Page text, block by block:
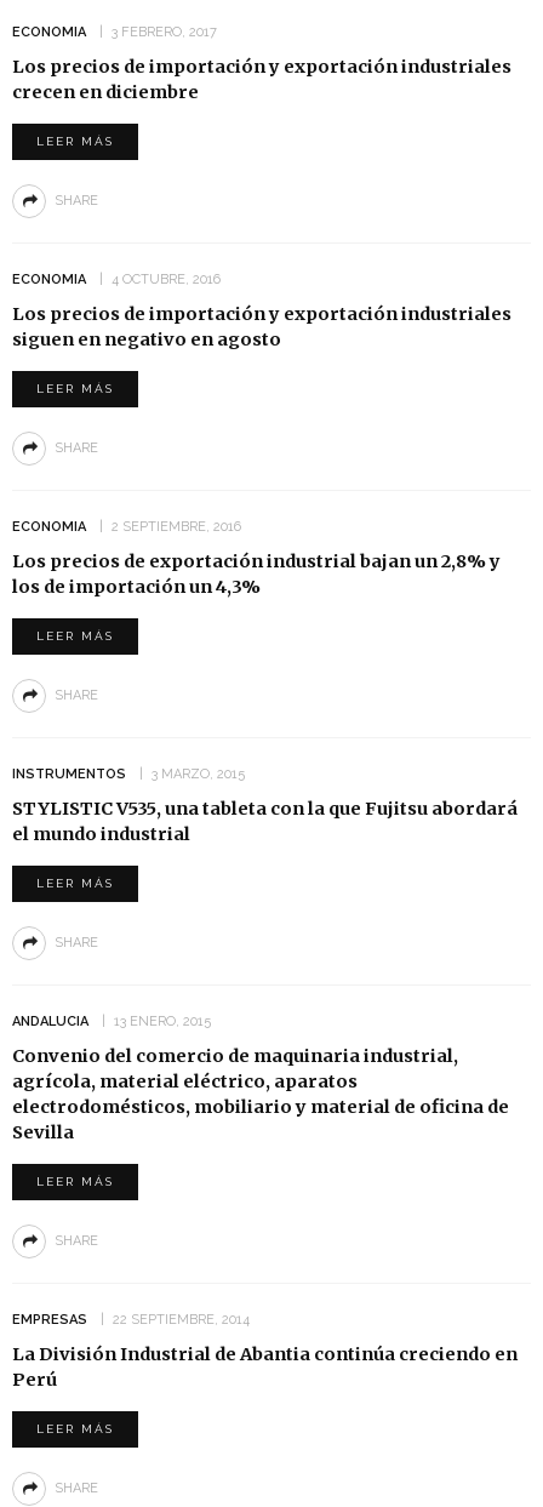
ECONOMIA 3 FEBRERO, 2017
Los precios de importación y exportación industriales
crecen en diciembre
LEER MÁS
SHARE
ECONOMIA 4 OCTUBRE, 2016
Los precios de importación y exportación industriales
siguen en negativo en agosto
LEER MÁS
SHARE
ECONOMIA 2 SEPTIEMBRE, 2016
Los precios de exportación industrial bajan un 2,8% y
los de importación un 4,3%
LEER MÁS
SHARE
INSTRUMENTOS 3 MARZO, 2015
STYLISTIC V535, una tableta con la que Fujitsu abordará
el mundo industrial
LEER MÁS
SHARE
ANDALUCIA 13 ENERO, 2015
Convenio del comercio de maquinaria industrial,
agrícola, material eléctrico, aparatos
electrodomésticos, mobiliario y material de oficina de
Sevilla
LEER MÁS
SHARE
EMPRESAS 22 SEPTIEMBRE, 2014
La División Industrial de Abantia continúa creciendo en
Perú
LEER MÁS
SHARE